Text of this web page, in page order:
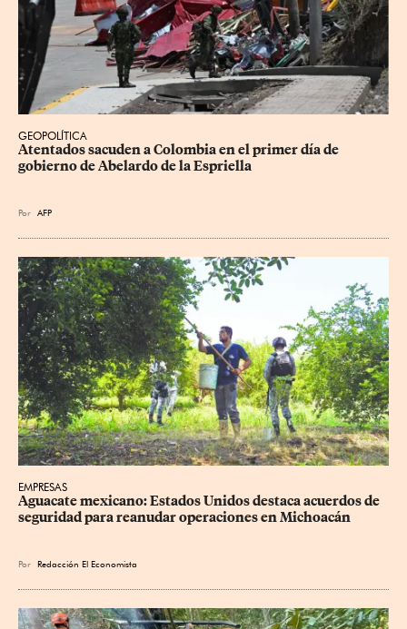
GEOPOLÍTICA
Atentados sacuden a Colombia en el primer día de
gobierno de Abelardo de la Espriella
Por AFP
EMPRESAS
Aguacate mexicano: Estados Unidos destaca acuerdos de
seguridad para reanudar operaciones en Michoacán
Por Redacción El Economista